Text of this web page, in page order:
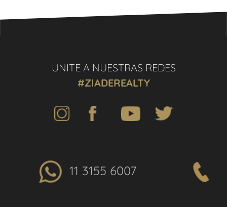
UNITE A NUESTRAS REDES
#ZIADEREALTY
11 3155 6007